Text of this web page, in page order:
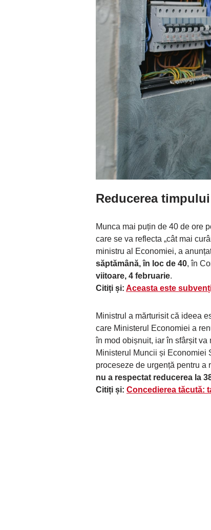
Reducerea
Munca mai puțin de 40 de ore
care se va reflecta „cât mai
ministru al Economiei, a
săptămână, în loc de 40, în
viitoare, 4 februarie.
Citiți și: Aceasta este
Ministrul a mărturisit că ideea
care Ministerul Economiei a
în mod obișnuit, iar în sfârșit
Ministerul Muncii și Economiei
proceseze de urgență pentru a
nu a respectat reducerea la
Citiți și: Concedierea tăcută: